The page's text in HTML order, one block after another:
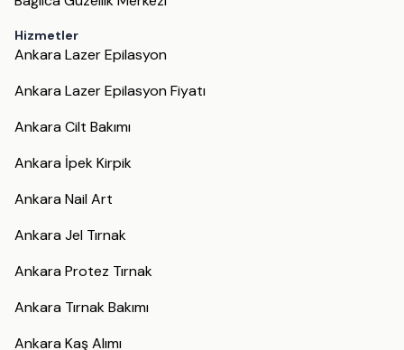
Hizmetler
Ankara Lazer Epilasyon
Ankara Lazer Epilasyon Fiyatı
Ankara Cilt Bakımı
Ankara İpek Kirpik
Ankara Nail Art
Ankara Jel Tırnak
Ankara Protez Tırnak
Ankara Tırnak Bakımı
Ankara Kaş Alımı